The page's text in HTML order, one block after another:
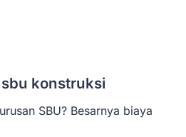
konstruksi
SBU? Besarnya biaya